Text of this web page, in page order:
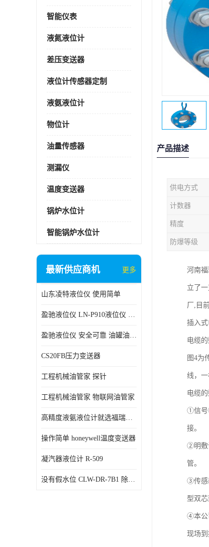
智能仪表
液氮液位计
差压变送器
液位计传感器定制
液氨液位计
物位计
油量传感器
测漏仪
温度变送器
锅炉水位计
智能锅炉水位计
最新供应商机 更多
山东凌特液位仪 使用简单
盈驰液位仪 LN-P910液位仪 安全可靠
盈驰液位仪 安全可靠 油罐油位检测
CS20FB压力变送器
工程机械油管家 探针
工程机械油管家 物联网油管家
高精度液氨液位计就选福瑞德仪表
操作简单 honeywell温度变送器
凝汽器液位计 R-509
没有假水位 CLW-DR-7B1 除氧器水位测量
产品描述
供电方式
计数器
精度
防爆等级
河南
立了
厂,目
插入式
电缆
图4为
线，
电缆
①信号
接。
②明敷
管。
③传感
型双
④本公
现场